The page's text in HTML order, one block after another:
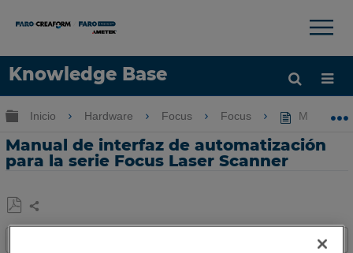
Knowledge Base
Idioma
×
Expandir/contraer jerarquía global
Inicio Hardware Focus Focus Manual
Manual de interfaz de automatización
para la serie Focus Laser Scanner
Guardar
Compartir